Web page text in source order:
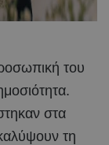
του
στα
τη